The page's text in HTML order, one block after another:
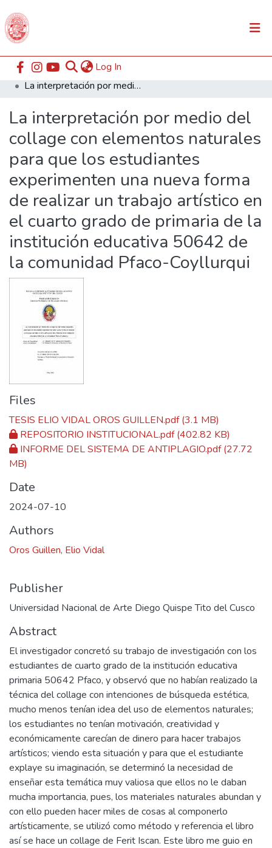
Log In
Communities & Collections
All of DSpace
Statistics
Home ESABAC
Facultad de Educación
La interpretación por medio del collage con elementos naturales para que los estudiantes experimenten una nueva forma de realizar un trabajo artístico en el cuarto grado de primaria de la institución educativa 50642 de la comunidad Pfaco-Coyllurqui
La interpretación por medio del
collage con elementos naturales
para que los estudiantes
experimenten una nueva forma
de realizar un trabajo artístico en
el cuarto grado de primaria de la
institución educativa 50642 de
la comunidad Pfaco-Coyllurqui
Files
TESIS ELIO VIDAL OROS GUILLEN.pdf(3.1 MB)
REPOSITORIO INSTITUCIONAL.pdf(402.82 KB)
INFORME DEL SISTEMA DE ANTIPLAGIO.pdf(27.72
MB)
Date
2024-07-10
Authors
Oros Guillen, Elio Vidal
Publisher
Universidad Nacional de Arte Diego Quispe Tito del Cusco
Abstract
El investigador concretó su trabajo de investigación con los
estudiantes de cuarto grado de la institución educativa
primaria 50642 Pfaco, y observó que no habían realizado la
técnica del collage con intenciones de búsqueda estética,
mucho menos tenían idea del uso de elementos naturales;
los estudiantes no tenían motivación, creatividad y
económicamente carecían de dinero para hacer trabajos
artísticos; viendo esta situación y para que el estudiante
explaye su imaginación, se determinó la necesidad de
enseñar esta temática muy valiosa que ellos no le daban
mucha importancia, pues, los materiales naturales abundan y
con ello pueden hacer miles de cosas al componerlo
artísticamente, se utilizó como método y referencia el libro
así se hace un collage de Ferit Iscan. Este libro me guio en